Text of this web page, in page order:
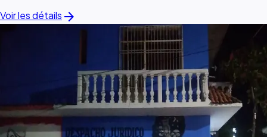
Voir les détails arrow_forward